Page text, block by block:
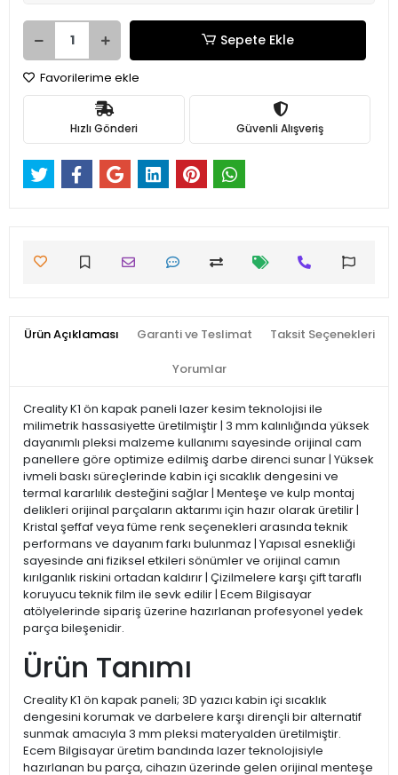
Sepete Ekle
Favorilerime ekle
Hızlı Gönderi Güvenli Alışveriş
Ürün Açıklaması Garanti ve Teslimat Taksit Seçenekleri
Yorumlar
Creality K1 ön kapak paneli lazer kesim teknolojisi ile
milimetrik hassasiyette üretilmiştir | 3 mm kalınlığında yüksek
dayanımlı pleksi malzeme kullanımı sayesinde orijinal cam
panellere göre optimize edilmiş darbe direnci sunar | Yüksek
ivmeli baskı süreçlerinde kabin içi sıcaklık dengesini ve
termal kararlılık desteğini sağlar | Menteşe ve kulp montaj
delikleri orijinal parçaların aktarımı için hazır olarak üretilir |
Kristal şeffaf veya füme renk seçenekleri arasında teknik
performans ve dayanım farkı bulunmaz | Yapısal esnekliği
sayesinde ani fiziksel etkileri sönümler ve orijinal camın
kırılganlık riskini ortadan kaldırır | Çizilmelere karşı çift taraflı
koruyucu teknik film ile sevk edilir | Ecem Bilgisayar
atölyelerinde sipariş üzerine hazırlanan profesyonel yedek
parça bileşenidir.
Ürün Tanımı
Creality K1 ön kapak paneli; 3D yazıcı kabin içi sıcaklık
dengesini korumak ve darbelere karşı dirençli bir alternatif
sunmak amacıyla 3 mm pleksi materyalden üretilmiştir.
Ecem Bilgisayar üretim bandında lazer teknolojisiyle
hazırlanan bu parça, cihazın üzerinde gelen orijinal menteşe